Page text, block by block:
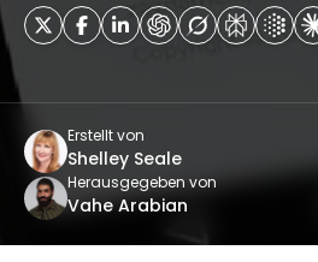
Erstellt von
Shelley Seale
Herausgegeben von
Vahe Arabian